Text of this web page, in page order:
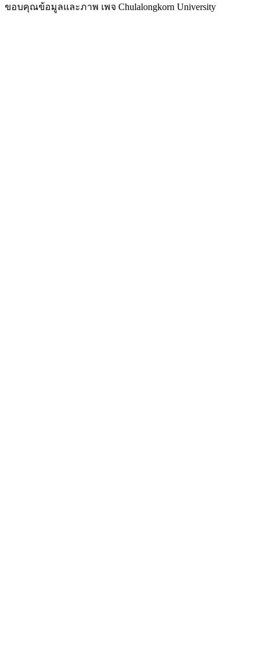
ขอบคุณข้อมูลและภาพ เพจ Chulalongkorn University